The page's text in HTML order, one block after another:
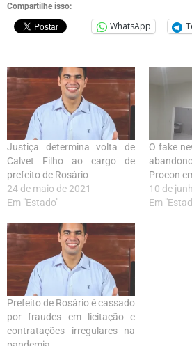
Compartilhe isso:
WhatsApp
Justiça determina volta de
Calvet Filho ao cargo de
prefeito de Rosário
24 de maio de 2021
Em "Estado"
O fake
Procon
10 de
Em
Prefeito de Rosário é cassado
por fraudes em licitação e
contratações irregulares na